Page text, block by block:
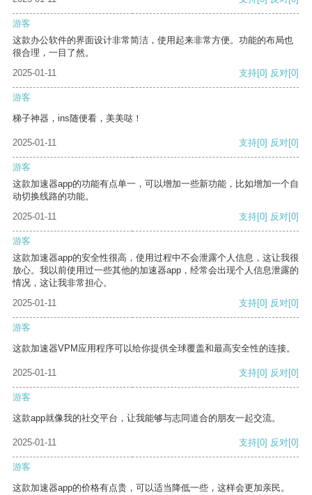
游客
这款办公软件的界面设计非常简洁，使用起来非常方便。功能的布局也
很合理，一目了然。
2025-01-11
支持[0] 反对[0]
游客
梯子神器，ins随便看，美美哒！
2025-01-11 支持[0] 反对[0]
游客
这款加速器app的功能有点单一，可以增加一些新功能，比如增加一个自
动切换线路的功能。
2025-01-11
支持[0] 反对[0]
游客
这款加速器app的安全性很高，使用过程中不会泄露个人信息，这让我很
放心。我以前使用过一些其他的加速器app，经常会出现个人信息泄露的
情况，这让我非常担心。
2025-01-11
支持[0] 反对[0]
游客
这款加速器VPM应用程序可以给你提供全球覆盖和最高安全性的连接。
2025-01-11 支持[0] 反对[0]
游客
这款app就像我的社交平台，让我能够与志同道合的朋友一起交流。
2025-01-11 支持[0] 反对[0]
游客
这款加速器app的价格有点贵，可以适当降低一些，这样会更加亲民。